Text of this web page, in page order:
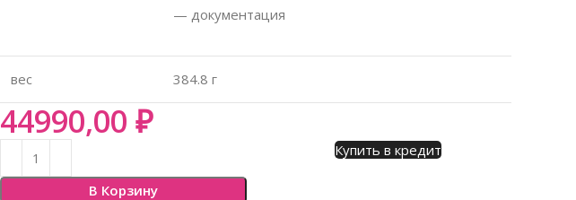
— документация
вес 384.8 г
44990,00 ₽
В Корзину
Купить в кредит